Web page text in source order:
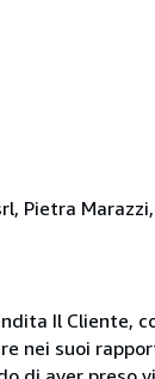
Pietra
Il Cliente,
nei suoi